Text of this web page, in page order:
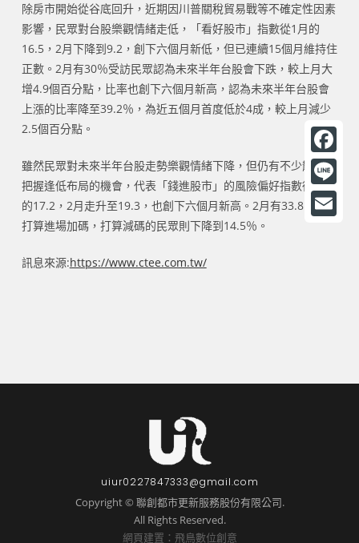
除房市開始從谷底回升，近期因川普關稅貿易戰等不確定性因素
影響，民眾對台股樂觀情緒走低，「看好股市」指數從1月的
16.5，2月下降到9.2，創下六個月新低，但已連續15個月維持住
正數。2月有30％受訪民眾認為未來半年台股會下跌，較上月大
增4.9個百分點，比率也創下六個月新高，認為未來半年台股會
上漲的比率降至39.2％，為近五個月首度低於4成，較上月減少
2.5個百分點。
雖然民眾對未來半年台股走勢樂觀情緒下降，但仍有不少散戶想
把握逢低布局的機會，代表「錢進股市」的風險偏好指數從1月
的17.2，2月走升至19.3，也創下六個月新高。2月有33.8％民眾
打算進場加碼，打算減碼的民眾則下降到14.5％。
訊息來源:https://www.ctee.com.tw/
uiur0227847333@gmail.com
Copyright © 聯創都市更新服務股份有限公司.
All Rights Reserved.
網頁建置：飛鳥數位創意
F
a
c
L